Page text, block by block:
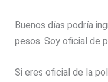
Buenos días podría
pesos. Soy oficial de
Si eres oficial de la